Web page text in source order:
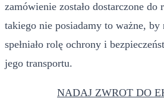
zamówienie zostało dostarczone do
takiego nie posiadamy to ważne, by
spełniało rolę ochrony i
jego transportu.
NADAJ ZWROT DO